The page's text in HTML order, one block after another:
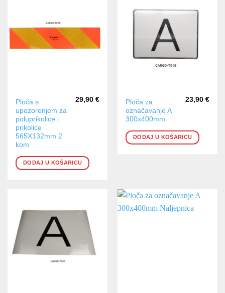
Ploča s
upozorenjem za
poluprikolice i
prikolice
565X132mm 2
kom
29,90 €
DODAJ U KOŠARICU
Ploča za
označavanje A
300x400mm
23,90 €
DODAJ U KOŠARICU